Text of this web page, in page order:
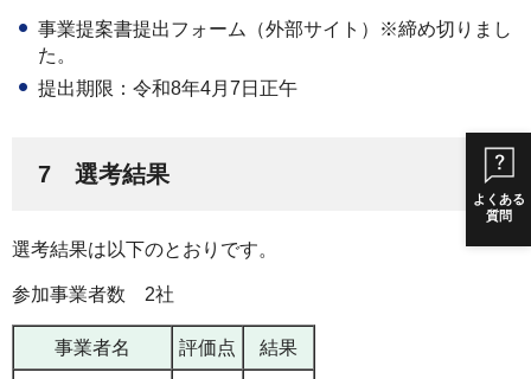
よくある
質問
事業提案書提出フォーム（外部サイト）※締め切りまし
た。
提出期限：令和8年4月7日正午
7 選考結果
選考結果は以下のとおりです。
参加事業者数 2社
事業者名 評価点 結果